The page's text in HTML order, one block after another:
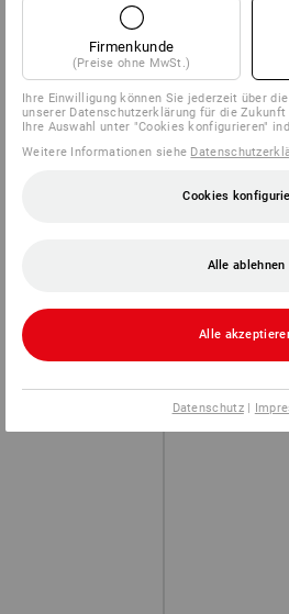
Firmenkunde
(Preise ohne MwSt.)
Ihre Einwilligung können Sie jederzeit über
unserer Datenschutzerklärung für die
Ihre Auswahl unter "Cookies konfigurieren"
Weitere Informationen siehe
Cookies
Alle ablehnen
Alle
Datenschutz|